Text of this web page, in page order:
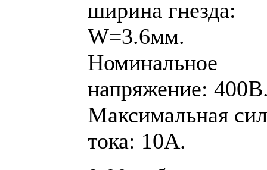
ширина гнезда:
W=3.6мм.
Номинальное
напряжение:
Максимальная
тока: 10А.